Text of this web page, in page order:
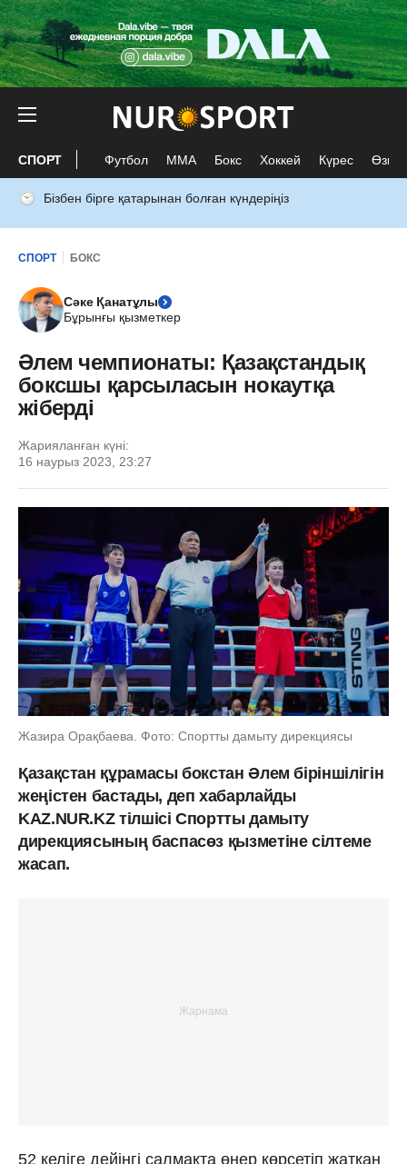
СПОРТ Футбол ММА Бокс Хоккей Күрес Өзге
Бізбен бірге қатарынан болған күндеріңіз
СПОРТ БОКС
Сәке Қанатұлы
Бұрынғы қызметкер
Әлем чемпионаты: Қазақстандық
боксшы қарсыласын нокаутқа
жіберді
Жарияланған күні:
16 наурыз 2023, 23:27
Жазира Орақбаева. Фото: Спортты дамыту дирекциясы
Қазақстан құрамасы бокстан Әлем біріншілігін
жеңістен бастады, деп хабарлайды
KAZ.NUR.KZ тілшісі Спортты дамыту
дирекциясының баспасөз қызметіне сілтеме
жасап.
52 келіге дейінгі салмақта өнер көрсетіп жатқан